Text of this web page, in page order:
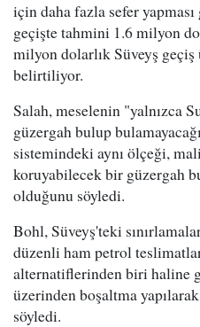
için daha fazla sefer
geçişte tahmini 1.6 milyon
milyon dolarlık Süveyş geçiş
belirtiliyor.
Salah, meselenin "yalnızca
güzergah bulup
sistemindeki aynı ölçeği,
koruyabilecek bir güzergah
olduğunu söyledi.
Bohl, Süveyş'teki
düzenli ham petrol
alternatiflerinden biri haline
üzerinden boşaltma
söyledi.